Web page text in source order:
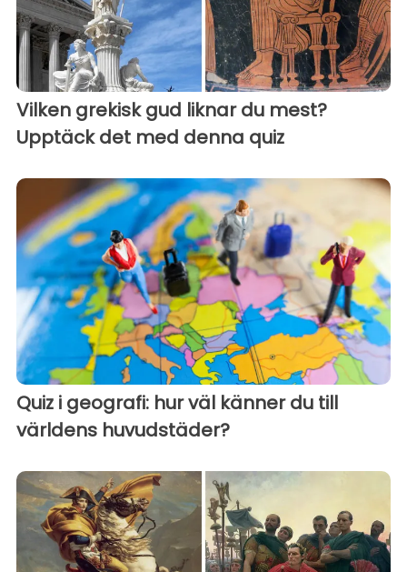
Vilken grekisk gud liknar du mest?
Upptäck det med denna quiz
Quiz i geografi: hur väl känner du till
världens huvudstäder?